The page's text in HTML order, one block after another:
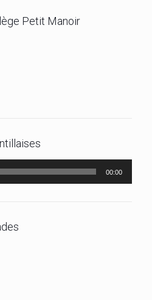
Petit Manoir
00:00